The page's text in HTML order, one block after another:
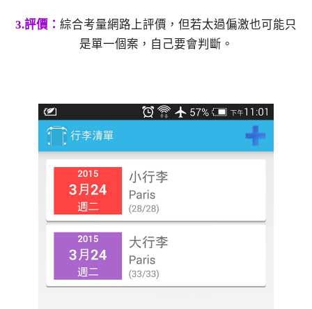
3.評價： 綜合考量網路上評價，但若太過偏激也可能只
是單一個案，自己要會判斷。